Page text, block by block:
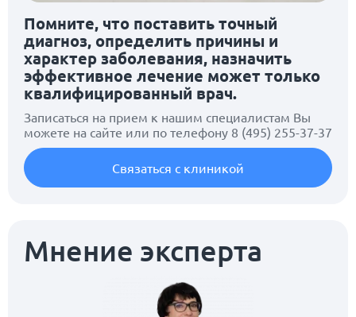
Помните, что поставить точный
диагноз, определить причины и
характер заболевания, назначить
эффективное лечение может только
квалифицированный врач.
Записаться на прием к нашим специалистам Вы
можете на сайте или по телефону 8 (495) 255-37-37
Связаться с клиникой
Мнение эксперта